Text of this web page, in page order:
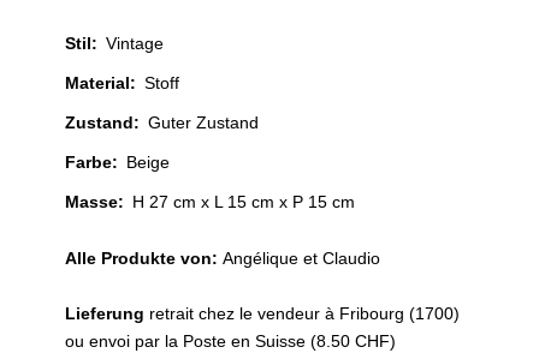
Stil: Vintage
Material: Stoff
Zustand: Guter Zustand
Farbe: Beige
Masse: H 27 cm x L 15 cm x P 15 cm
Alle Produkte von: Angélique et Claudio
Lieferung retrait chez le vendeur à Fribourg (1700)
ou envoi par la Poste en Suisse (8.50 CHF)